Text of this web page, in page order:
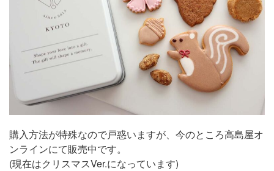
購入方法が特殊なので戸惑いますが、今のところ高島屋オ
ンラインにて販売中です。
(現在はクリスマスVer.になっています)